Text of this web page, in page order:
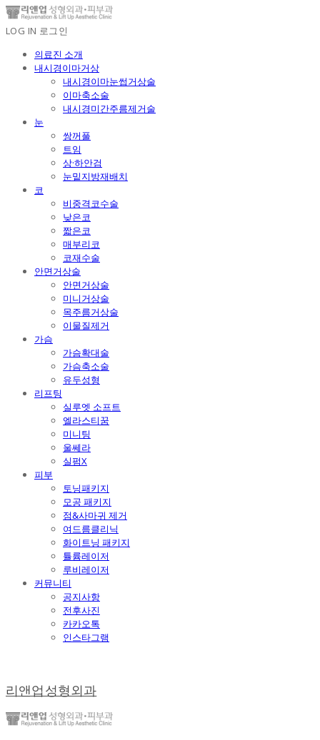
LOG IN 로그인
의료진 소개
내시경이마거상
내시경이마눈썹거상술
이마축소술
내시경미간주름제거술
눈
쌍꺼풀
트임
상·하안검
눈밑지방재배치
코
비중격코수술
낮은코
짧은코
매부리코
코재수술
안면거상술
안면거상술
미니거상술
목주름거상술
이물질제거
가슴
가슴확대술
가슴축소술
유두성형
리프팅
실루엣 소프트
엘라스티꿈
미니팅
울쎄라
실펌X
피부
토닝패키지
모공 패키지
점&사마귀 제거
여드름클리닉
화이트닝 패키지
튤륨레이저
루비레이저
커뮤니티
공지사항
전후사진
카카오톡
인스타그램
리앤업성형외과